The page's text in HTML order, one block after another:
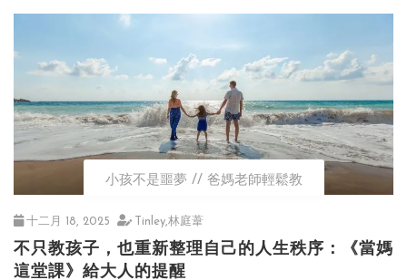
小孩不是噩夢 爸媽老師輕鬆教
十二月 18, 2025 Tinley,林庭葦
不只教孩子，也重新整理自己的人生秩序：《當媽
這堂課》給大人的提醒